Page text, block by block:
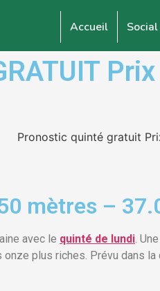
Accueil Social
mètres –
avec le quinté de lundi .
plus riches. Prévu dans